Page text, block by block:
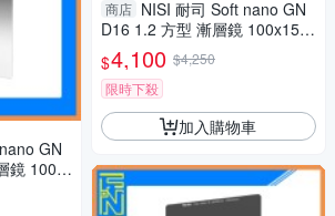
GN
鏡 100x
系統
商店 NISI 耐司 Soft nano GN
D16 1.2 方型 漸層鏡 100x150
mm (減四格)nd16
$4,100 $4,250
限時下殺
加入購物車